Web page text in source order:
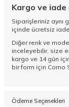
Kargo ve iade
Siparişleriniz aynı
içinde ücretsiz
Diğer renk ve
inceleyebilir, size
kargo ve 14 gün
bir form için Como
Ödeme Seçenekleri